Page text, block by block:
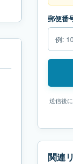
郵便番
送信後
関連